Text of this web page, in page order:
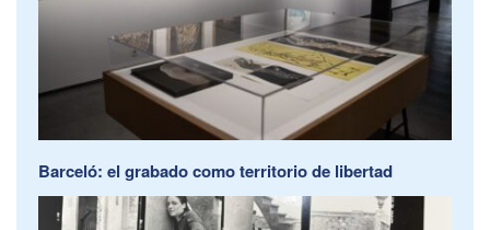
Barceló: el grabado como territorio de libertad